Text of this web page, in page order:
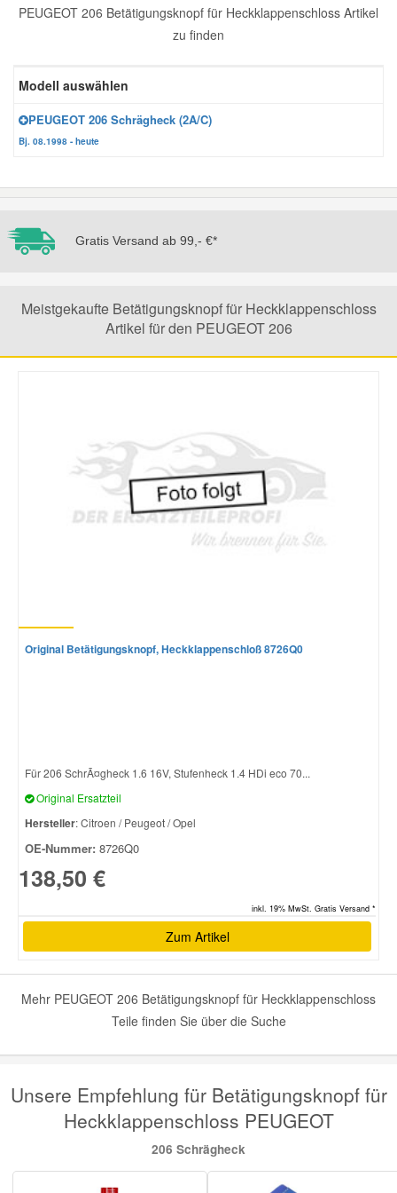
PEUGEOT 206 Betätigungsknopf für Heckklappenschloss Artikel
zu finden
Modell auswählen
PEUGEOT 206 Schrägheck (2A/C)
Bj. 08.1998 - heute
Gratis Versand ab 99,- €*
Meistgekaufte Betätigungsknopf für Heckklappenschloss
Artikel für den PEUGEOT 206
Original Betätigungsknopf, Heckklappenschloß 8726Q0
Für 206 SchrÃ¤gheck 1.6 16V, Stufenheck 1.4 HDi eco 70...
Original Ersatzteil
Hersteller: Citroen / Peugeot / Opel
OE-Nummer: 8726Q0
138,50 €
inkl. 19% MwSt. Gratis Versand *
Zum Artikel
Mehr PEUGEOT 206 Betätigungsknopf für Heckklappenschloss
Teile finden Sie über die Suche
Unsere Empfehlung für Betätigungsknopf für
Heckklappenschloss PEUGEOT
206 Schrägheck
Zündanlage und Glühanlage
Reparatur-Zubehör
Karosserie Werkzeug
Schlüsselgehäuse
Werkstattbedarf
Winter-Autozubehör
Daihatsu Ersatzteile
Dodge Ersatzteile
Honda Ersatzteile
Hyundai Ersatzteile
Kia Ersatzteile
Mercedes Ersatzteile
Skoda Ersatzteile
Smart Ersatzteile
Suzuki Ersatzteile
Vauxhall Ersatzteile